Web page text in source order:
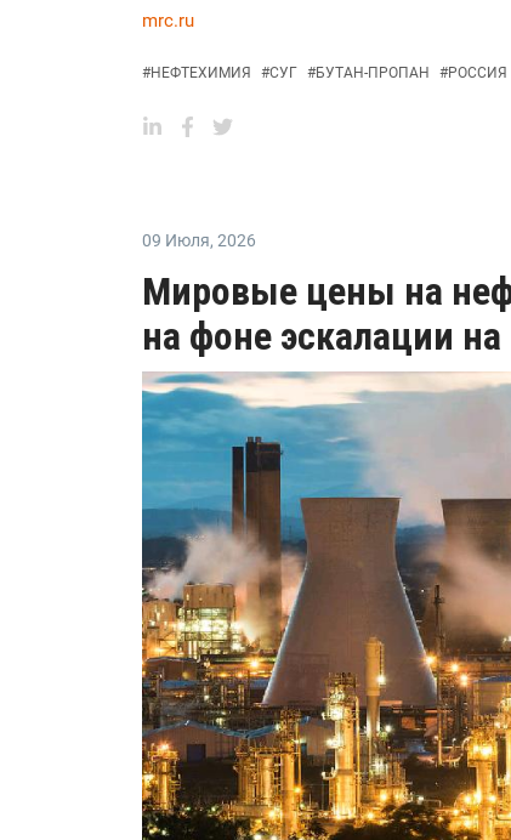
mrc.ru
#НЕФТЕХИМИЯ #СУГ #БУТАН-ПРОПАН #РОССИЯ
09 Июля, 2026
Мировые цены на
на фоне эскалации